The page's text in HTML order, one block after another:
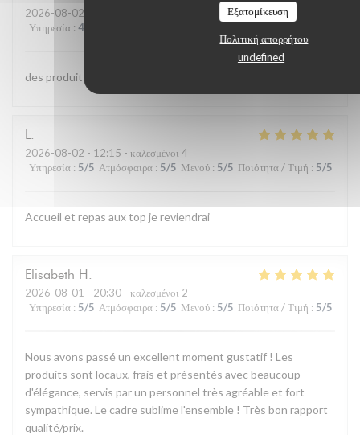
Εξατομίκευση
Πολιτική απορρήτου
undefined
2026-08-02
Υπηρεσία : 4
des produits de qualite et bien cuisinés;;personnel aimable
L
2026-08-02 - 12:15 - καλεσμένοι 4
Υπηρεσία : 5/5 Ατμόσφαιρα : 5/5 Μενού : 5/5 Ποιότητα / Τιμή : 5/5
Accueil et repas aux top je reviendrai
Elisabeth H
2026-08-01 - 20:30 - καλεσμένοι 2
Υπηρεσία : 5/5 Ατμόσφαιρα : 5/5 Μενού : 5/5 Ποιότητα / Τιμή : 5/5
Nous avons passé un excellent moment gustatif ! Les
produits sont locaux, frais et présentés avec beaucoup
d'élégance, servis par un personnel très agréable et fort
sympathique. Le cadre sublime l'ensemble ! Très bon rapport
qualité/prix.